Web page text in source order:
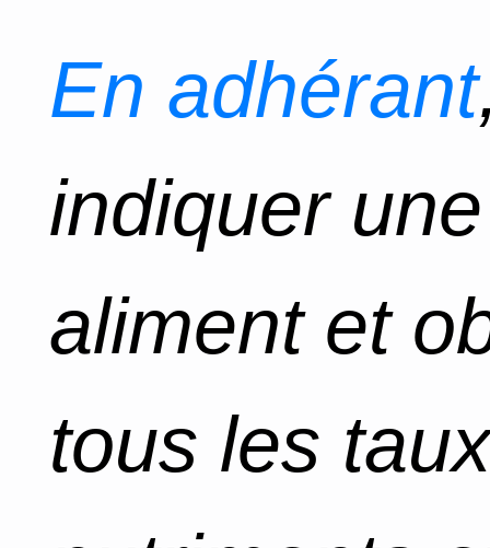
En adhérant
indiquer
aliment et
tous les